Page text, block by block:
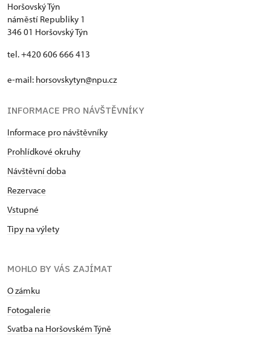
Horšovský Týn
náměstí Republiky 1
346 01 Horšovský Týn
tel. +420 606 666 413
e-mail: horsovskytyn@npu.cz
INFORMACE PRO NÁVŠTĚVNÍKY
Informace pro návštěvníky
Prohlídkové okruhy
Návštěvní doba
Rezervace
Vstupné
Tipy na výlety
MOHLO BY VÁS ZAJÍMAT
O zámku
Fotogalerie
Svatba na Horšovském Týně